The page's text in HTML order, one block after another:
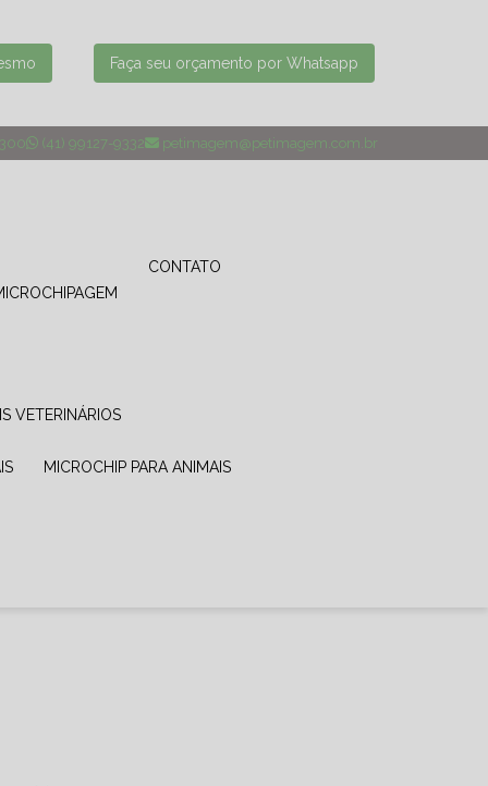
Faça seu orçamento por Whatsapp
(41) 99127-9332 petimagem@petimagem.com.br
MICROCHIPAGEM
CONTATO
VETERINÁRIOS
MICROCHIP PARA ANIMAIS